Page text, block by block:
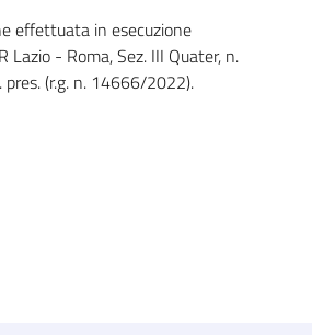
effettuata in esecuzione
Lazio - Roma, Sez. III Quater, n.
(r.g. n. 14666/2022).